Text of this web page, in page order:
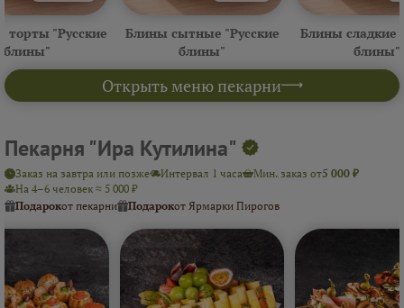
Открыть меню пекарни
торты "Русские
блины"
Блины сытные "Русские
блины"
Блины сладкие
блины"
Пекарня "Ира Кутилина"
Заказ на завтра или позже Интервал 1 часа Мин. заказ от5 000 ₽
На 4–6 человек ≈ 5 000 ₽
Подарокот пекарни Подарокот Ярмарки Пирогов